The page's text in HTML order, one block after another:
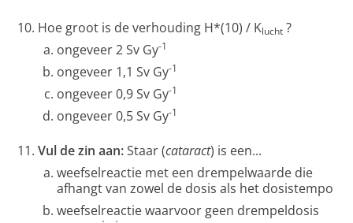
Hoe groot is de verhouding H*(10) / Klucht ?
ongeveer 2 Sv Gy-1
ongeveer 1,1 Sv Gy-1
ongeveer 0,9 Sv Gy-1
ongeveer 0,5 Sv Gy-1
Vul de zin aan:Staar (cataract) is een...
weefselreactie met een drempelwaarde die
afhangt van zowel de dosis als het dosistempo
weefselreactie waarvoor geen drempeldosis